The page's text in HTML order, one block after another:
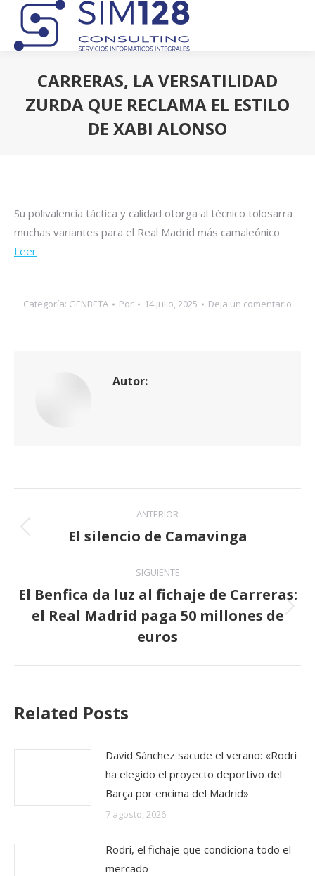
CARRERAS, LA VERSATILIDAD
ZURDA QUE RECLAMA EL ESTILO
DE XABI ALONSO
Su polivalencia táctica y calidad otorga al técnico tolosarra
muchas variantes para el Real Madrid más camaleónico
Leer
Categoría: GENBETA Por 14 julio, 2025 Deja un comentario
Autor:
Navegación
entre
publicaciones
ANTERIOR
Publicación
El silencio de Camavinga
SIGUIENTE
Publicación
siguiente:
El Benfica da luz al fichaje de Carreras:
el Real Madrid paga 50 millones de
euros
Related Posts
David Sánchez sacude el verano: «Rodri
ha elegido el proyecto deportivo del
Barça por encima del Madrid»
7 agosto, 2026
Rodri, el fichaje que condiciona todo el
mercado